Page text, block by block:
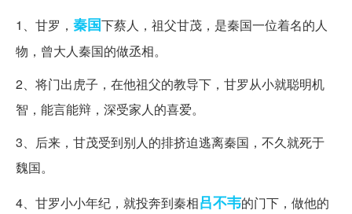
1、甘罗， 秦国下蔡人，祖父甘茂，是秦国一位着名的人
物，曾大人秦国的做丞相。
2、将门出虎子，在他祖父的教导下，甘罗从小就聪明机
智，能言能辩，深受家人的喜爱。
3、后来，甘茂受到别人的排挤迫逃离秦国，不久就死于
魏国。
4、甘罗小小年纪，就投奔到秦相吕不韦的门下，做他的